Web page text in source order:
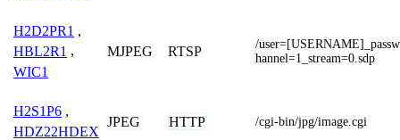
H2D2PR1 ,
HBL2R1 ,
WIC1
MJPEG RTSP
/
hannel=1_stream=0.sdp
H2S1P6 ,
HDZ22HDEX
JPEG HTTP /cgi-bin/jpg/image.cgi